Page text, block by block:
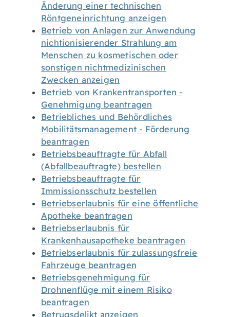
Änderung einer technischen
Röntgeneinrichtung anzeigen
Betrieb von Anlagen zur Anwendung
nichtionisierender Strahlung am
Menschen zu kosmetischen oder
sonstigen nichtmedizinischen
Zwecken anzeigen
Betrieb von Krankentransporten -
Genehmigung beantragen
Betriebliches und Behördliches
Mobilitätsmanagement - Förderung
beantragen
Betriebsbeauftragte für Abfall
(Abfallbeauftragte) bestellen
Betriebsbeauftragte für
Immissionsschutz bestellen
Betriebserlaubnis für eine öffentliche
Apotheke beantragen
Betriebserlaubnis für
Krankenhausapotheke beantragen
Betriebserlaubnis für zulassungsfreie
Fahrzeuge beantragen
Betriebsgenehmigung für
Drohnenflüge mit einem Risiko
beantragen
Betrugsdelikt anzeigen